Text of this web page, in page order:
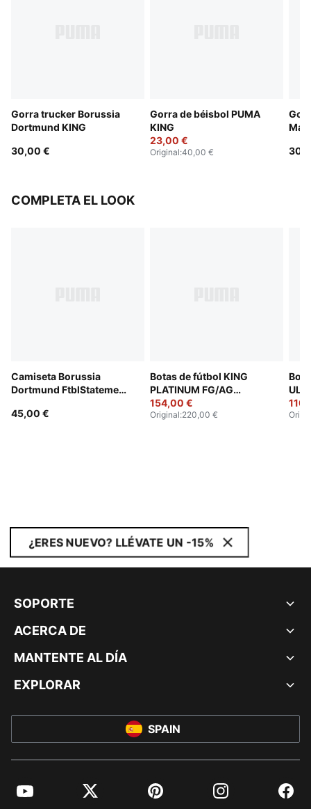
Gorra trucker Borussia
Dortmund KING
30,00 €
Gorra de béisbol PUMA
KING
23,00 €
Original:40,00 €
COMPLETA EL LOOK
Camiseta Borussia
Dortmund FtblStatement
45,00 €
Botas de fútbol KING
PLATINUM FG/AG
PANTERA NEGRA unisex
154,00 €
Original:220,00 €
¿ERES NUEVO? LLÉVATE UN -15%
SOPORTE
ACERCA DE
MANTENTE AL DÍA
EXPLORAR
SPAIN
YouTube Twitter Pinterest Instagram